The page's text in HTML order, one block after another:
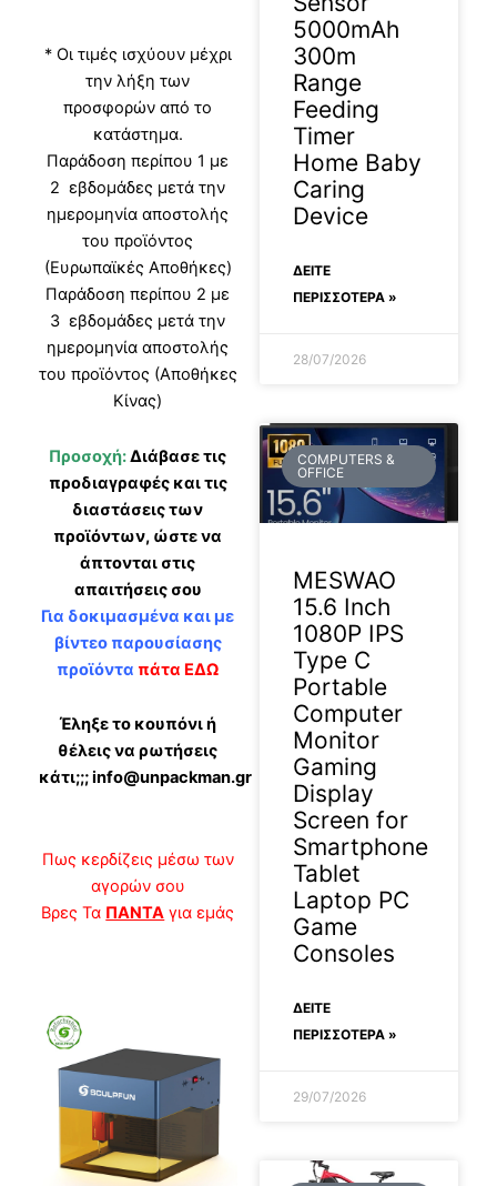
* Οι τιμές ισχύουν μέχρι
την λήξη των
προσφορών από το
κατάστημα.
Παράδοση περίπου 1 με
2 εβδομάδες μετά την
ημερομηνία αποστολής
του προϊόντος
(Ευρωπαϊκές Αποθήκες)
Παράδοση περίπου 2 με
3 εβδομάδες μετά την
ημερομηνία αποστολής
του προϊόντος (Αποθήκες
Κίνας)
Προσοχή:Διάβασε τις
προδιαγραφές και τις
διαστάσεις των
προϊόντων, ώστε να
άπτονται στις
απαιτήσεις σου
Για δοκιμασμένα και με
βίντεο παρουσίασης
προϊόντα πάτα ΕΔΩ
Έληξε το κουπόνι ή
θέλεις να ρωτήσεις
κάτι;;; info@unpackman.gr
Πως κερδίζεις μέσω των
αγορών σου
Βρες Τα ΠΑΝΤΑ για εμάς
5000mAh
300m
Range
Feeding
Timer
Home Baby
Caring
Device
ΔΕΊΤΕ
ΠΕΡΙΣΣΟΤΕΡΑ »
28/07/2026
COMPUTERS &
OFFICE
MESWAO
15.6 Inch
1080P IPS
Type C
Portable
Computer
Monitor
Gaming
Display
Screen for
Smartphone
Tablet
Laptop PC
Game
Consoles
ΔΕΊΤΕ
ΠΕΡΙΣΣΟΤΕΡΑ »
29/07/2026